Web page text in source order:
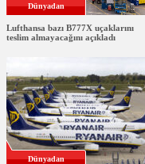
Dünyadan
Lufthansa bazı B777X uçaklarını
teslim almayacağını açıkladı
Dünyadan